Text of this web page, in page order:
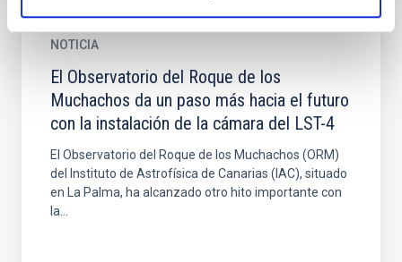
NOTICIA
El Observatorio del Roque de los
Muchachos da un paso más hacia el futuro
con la instalación de la cámara del LST-4
El Observatorio del Roque de los Muchachos (ORM)
del Instituto de Astrofísica de Canarias (IAC), situado
en La Palma, ha alcanzado otro hito importante con
la...